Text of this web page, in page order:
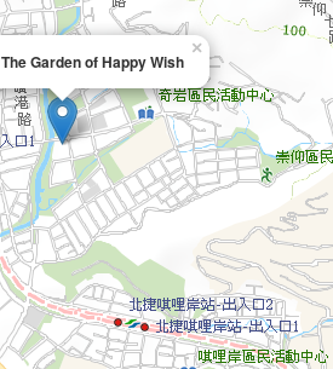
Garden of Happy Wish
×